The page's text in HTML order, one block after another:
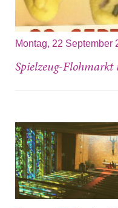
Montag, 22 September
Spielzeug-